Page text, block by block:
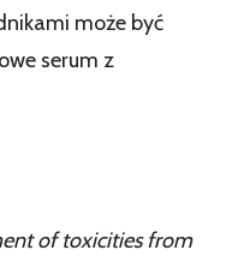
może być
serum z
of toxicities from